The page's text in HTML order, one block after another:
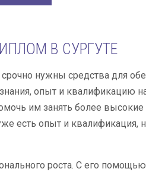
В СУРГУТЕ
нужны средства для
опыт и квалификацию на
им занять более
есть опыт и квалификация,
роста. С его